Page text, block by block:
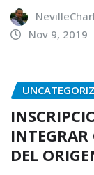
Nov 9, 2019
INTEGRAR
DEL